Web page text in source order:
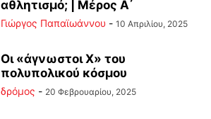
αθλητισμό; | Μέρος Α΄
Γιώργος Παπαϊωάννου - 10 Απριλίου, 2025
Οι «άγνωστοι Χ» του
πολυπολικού κόσμου
δρόμος - 20 Φεβρουαρίου, 2025